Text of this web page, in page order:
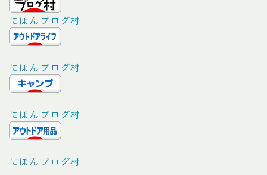
にほんブログ村
にほんブログ村
にほんブログ村
にほんブログ村